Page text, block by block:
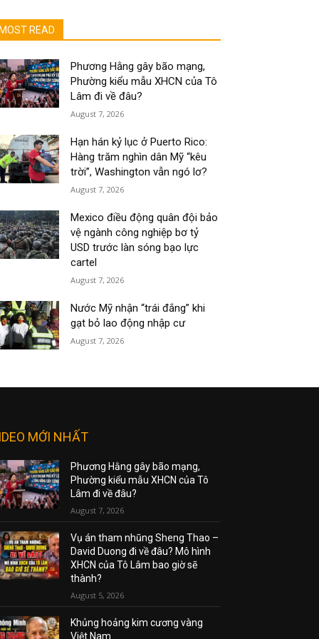
MOST READ
Phương Hằng gây bão mạng,
Phường kiểu mẫu XHCN của Tô
Lâm đi về đâu?
August 7, 2026
Hạn hán kỷ lục ở Puerto Rico:
Hàng trăm nghìn dân Mỹ “kêu
trời”, Washington vẫn ngó lơ?
August 7, 2026
Mexico điều động quân đội bảo
vệ ngành công nghiệp bơ tỷ
USD trước làn sóng bạo lực
cartel
August 7, 2026
Nước Mỹ nhận “trái đắng” khi
gạt bỏ lao động nhập cư
August 7, 2026
MỚI NHẤT
Phương Hằng gây bão mạng,
Phường kiểu mẫu XHCN của Tô
Lâm đi về đâu?
August 7, 2026
Vụ án tham nhũng Sheng Thao –
David Duong đi về đâu? Mô hình
XHCN của Tô Lâm bao giờ sẽ
thành?
August 5, 2026
Khủng hoảng kim cương vàng
Việt Nam